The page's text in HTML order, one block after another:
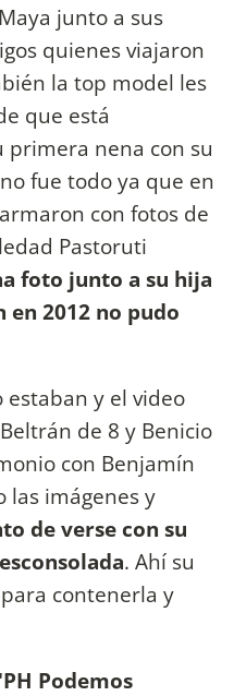
junto a sus
quienes viajaron
la top model les
que está
nena con su
fue todo ya que en
con fotos de
Pastoruti
foto junto a su hija
en 2012 no pudo
y el video
de 8 y Benicio
con Benjamín
las imágenes y
de verse con su
. Ahí su
contenerla y
Podemos